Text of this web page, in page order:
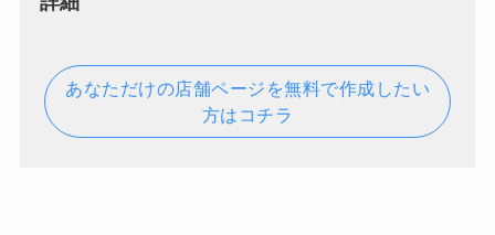
あなただけの店舗ページを無料で作成したい
方はコチラ